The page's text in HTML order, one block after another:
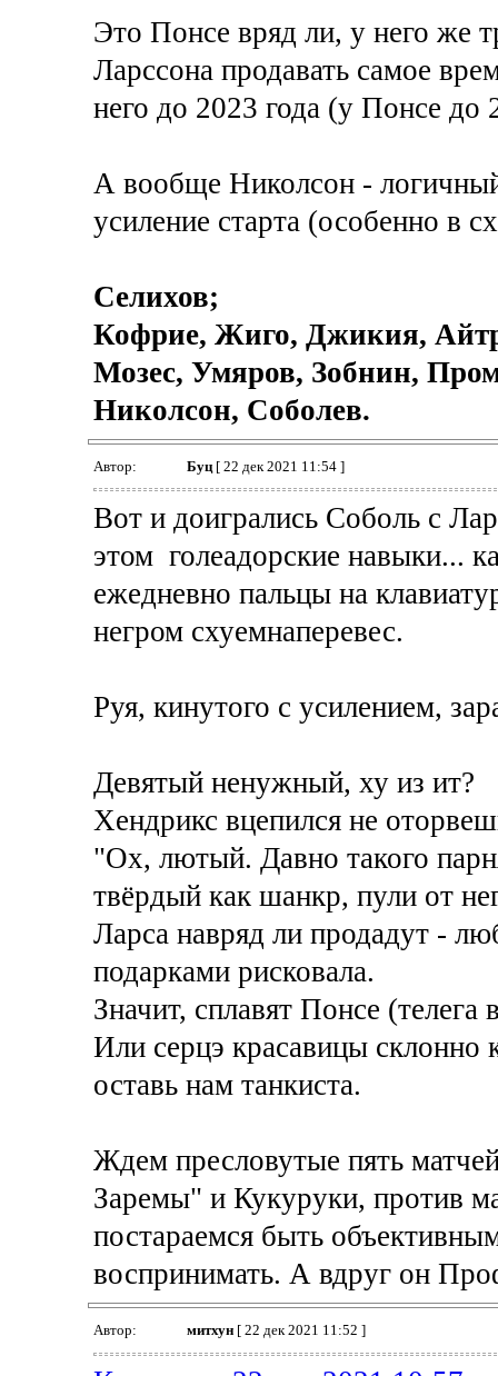
Это Понсе вряд ли, у него же
Ларссона продавать самое
него до 2023 года (у Понсе до
А вообще Николсон -
усиление старта (особенно в
Селихов;
Кофрие, Жиго, Джикия,
Мозес, Умяров, Зобнин,
Николсон, Соболев.
Автор: Буц[ 22 дек 2021 11:54 ]
Вот и доигрались Соболь с
этом голеадорские навыки...
ежедневно пальцы на
негром схуемнаперевес.
Руя, кинутого с усилением,
Девятый ненужный, ху из ит?
Хендрикс вцепился не
"Ох, лютый. Давно такого
твёрдый как шанкр, пули от
Ларса навряд ли продадут -
подарками рисковала.
Значит, сплавят Понсе (телега
Или серцэ красавицы
оставь нам танкиста.
Ждем пресловутые пять
Заремы" и Кукуруки, против
постараемся быть
воспринимать. А вдруг он
Автор: митхун[ 22 дек 2021 11:52 ]